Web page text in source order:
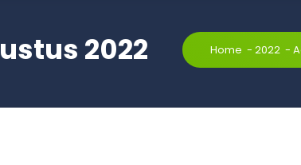
2022 Home - 2022 -